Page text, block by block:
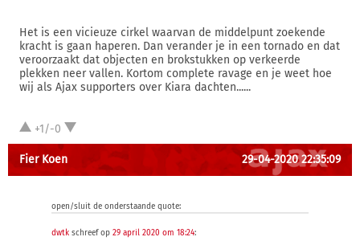
Het is een vicieuze cirkel waarvan de middelpunt zoekende
kracht is gaan haperen. Dan verander je in een tornado en dat
veroorzaakt dat objecten en brokstukken op verkeerde
plekken neer vallen. Kortom complete ravage en je weet hoe
wij als Ajax supporters over Kiara dachten......
+1/-0
Fier Koen 29-04-2020 22:35:09
open/sluit de onderstaande quote:
dwtk schreef op 29 april 2020 om 18:24: